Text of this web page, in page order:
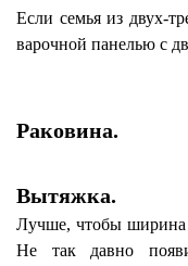
Если семья из двух-
варочной панелью с
Раковина.
Вытяжка.
Лучше, чтобы ширина
Не так давно